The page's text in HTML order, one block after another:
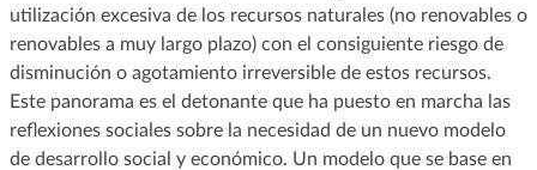
utilización excesiva de los recursos naturales (no renovables o
renovables a muy largo plazo) con el consiguiente riesgo de
disminución o agotamiento irreversible de estos recursos.
Este panorama es el detonante que ha puesto en marcha las
reflexiones sociales sobre la necesidad de un nuevo modelo
de desarrollo social y económico. Un modelo que se base en